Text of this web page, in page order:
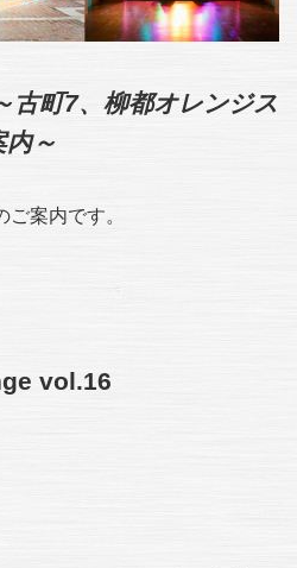
古町7、柳都オレンジス
内～
案内です。
vol.16